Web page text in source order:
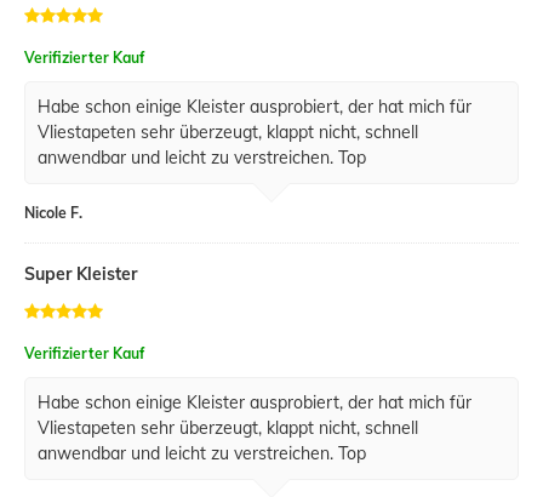
Verifizierter Kauf
Habe schon einige Kleister ausprobiert, der hat mich für
Vliestapeten sehr überzeugt, klappt nicht, schnell
anwendbar und leicht zu verstreichen. Top
Nicole F.
Super Kleister
Verifizierter Kauf
Habe schon einige Kleister ausprobiert, der hat mich für
Vliestapeten sehr überzeugt, klappt nicht, schnell
anwendbar und leicht zu verstreichen. Top